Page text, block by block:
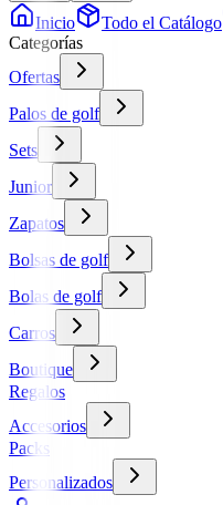
Inicio Todo el Catálogo
Categorías
Ofertas
Palos de golf
Sets
Junior
Zapatos
Bolsas de golf
Bolas de golf
Carros
Boutique
Regalos
Accesorios
Packs
Personalizados